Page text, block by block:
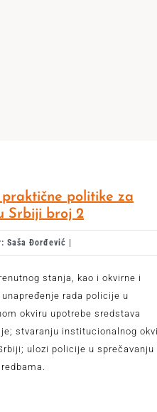
politike za
Srbiji broj 2
Saša Đorđević |
stanja, kao i okvirne i
rada policije u
okviru upotrebe sredstava
stvaranju institucionalnog
ulozi policije u sprečavanju